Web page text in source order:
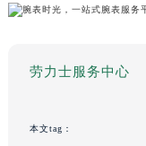
劳力士服务中心
本文tag：